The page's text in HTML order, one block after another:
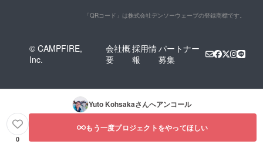
「QRコード」は株式会社デンソーウェーブの登録商標です。
© CAMPFIRE,
Inc.
会社概
要
採用情
報
パートナー
募集
Yuto Kohsakaさんへアンコール
0
もう一度プロジェクトをやってほしい